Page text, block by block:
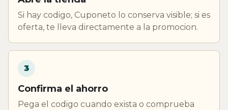
Si hay codigo, Cuponeto lo conserva visible; si es
oferta, te lleva directamente a la promocion.
3
Confirma el ahorro
Pega el codigo cuando exista o comprueba